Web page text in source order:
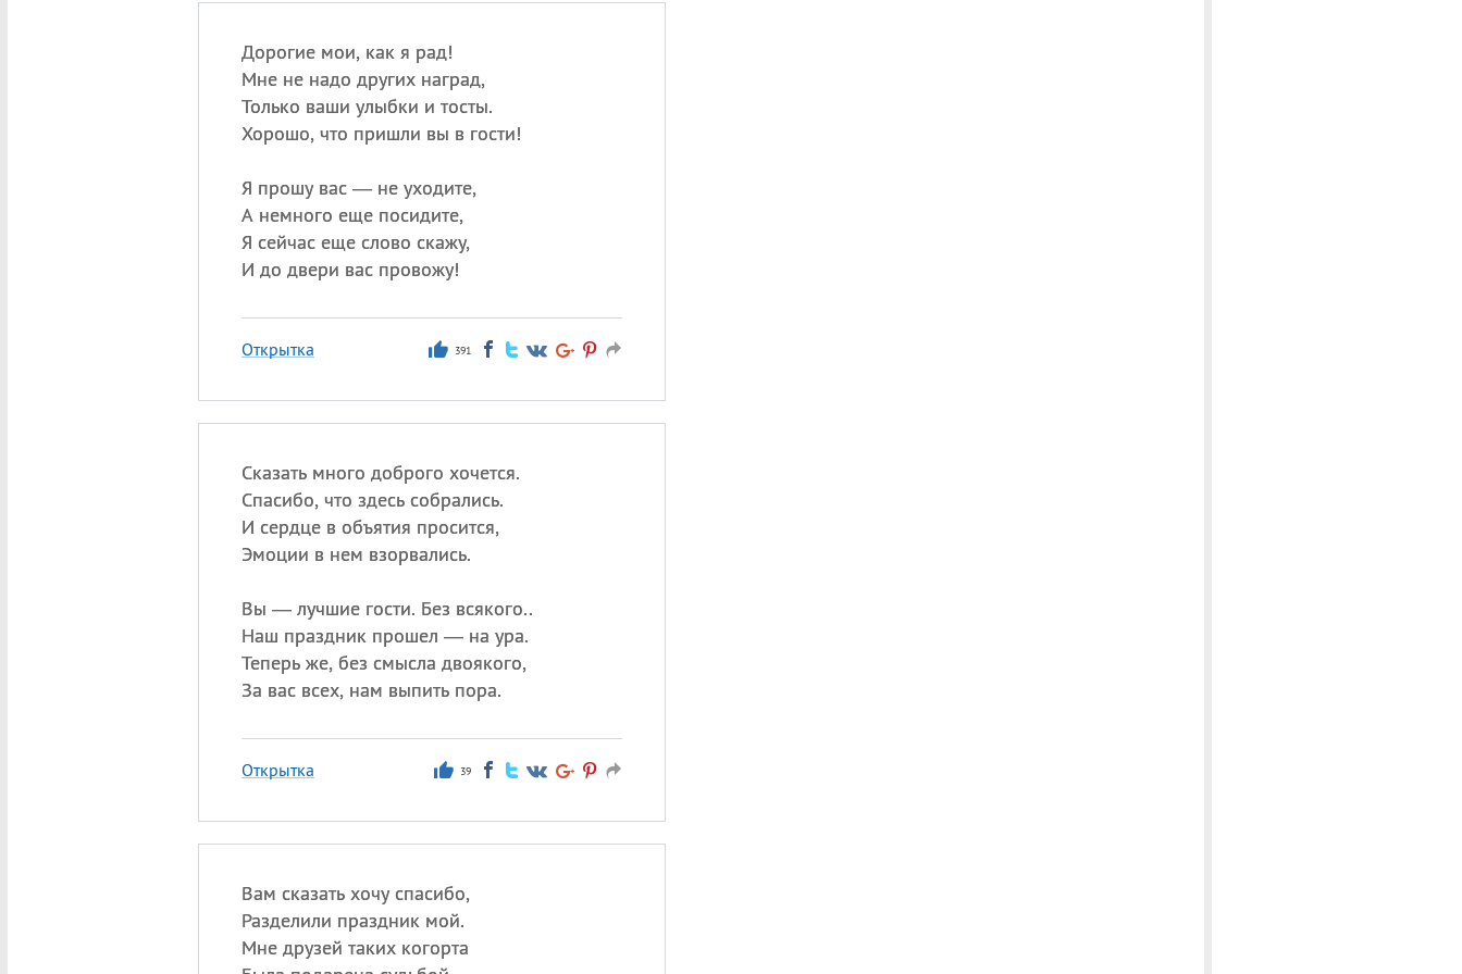
Дорогие мои, как я рад!
Мне не надо других наград,
Только ваши улыбки и тосты.
Хорошо, что пришли вы в гости!
Я прошу вас — не уходите,
А немного еще посидите,
Я сейчас еще слово скажу,
И до двери вас провожу!
Открытка 391
Сказать много доброго хочется.
Спасибо, что здесь собрались.
И сердце в объятия просится,
Эмоции в нем взорвались.
Вы — лучшие гости. Без всякого..
Наш праздник прошел — на ура.
Теперь же, без смысла двоякого,
За вас всех, нам выпить пора.
Открытка 39
Вам сказать хочу спасибо,
Разделили праздник мой.
Мне друзей таких когорта